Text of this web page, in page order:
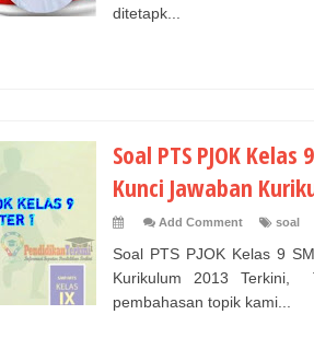
ditetapk...
Soal PTS PJOK
Kunci Jawaban
Add Comment soal
Soal PTS PJOK Kelas 9
Kurikulum 2013 Terkini,
pembahasan topik kami...